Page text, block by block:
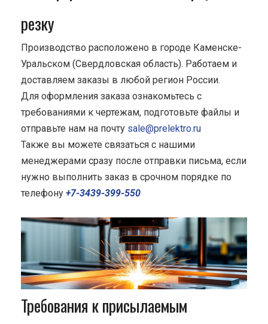
резку
Производство расположено в городе Каменске-
Уральском (Свердловская область). Работаем и
доставляем заказы в любой регион России.
Для оформления заказа ознакомьтесь с
требованиями к чертежам, подготовьте файлы и
отправьте нам на почту sale@prelektro.ru
Также вы можете связаться с нашими
менеджерами сразу после отправки письма, если
нужно выполнить заказ в срочном порядке по
телефону +7-3439-399-550
Требования к присылаемым